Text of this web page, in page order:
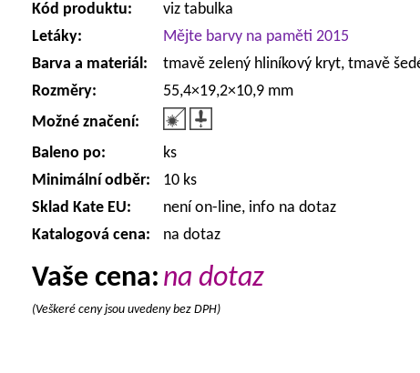
Kód produktu:
viz tabulka
Letáky:
Mějte barvy na paměti 2015
Barva a materiál:
tmavě zelený hliníkový kryt, tmavě
Rozměry:
55,4×19,2×10,9 mm
Možné značení:
Baleno po:
ks
Minimální odběr:
10 ks
Sklad Kate EU:
není on-line, info na dotaz
Katalogová cena:
na dotaz
Vaše cena: na dotaz
(Veškeré ceny jsou uvedeny bez DPH)